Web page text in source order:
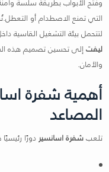
التي تمنع الاصطدام أو
لتتحمل بيئة التشغيل القاسية
ليفت إلى تحسين تصميم هذه
والأمان.
أهمية شفرة
المصاعد
تلعبشفرة اسانسير دورًا